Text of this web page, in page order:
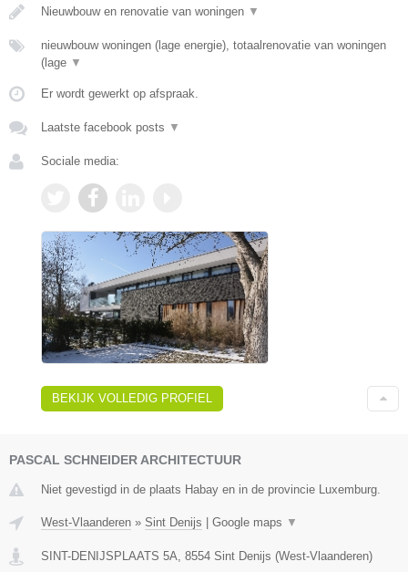
Nieuwbouw en renovatie van woningen ▼
nieuwbouw woningen (lage energie), totaalrenovatie van woningen
(lage ▼
Er wordt gewerkt op afspraak.
Laatste facebook posts ▼
Sociale media:
BEKIJK VOLLEDIG PROFIEL
PASCAL SCHNEIDER ARCHITECTUUR
Niet gevestigd in de plaats Habay en in de provincie Luxemburg.
West-Vlaanderen » Sint Denijs Google maps ▼
SINT-DENIJSPLAATS 5A, 8554 Sint Denijs (West-Vlaanderen)